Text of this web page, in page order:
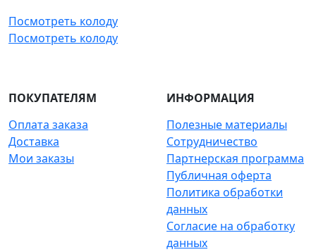
Посмотреть колоду
Посмотреть колоду
ПОКУПАТЕЛЯМ
Оплата заказа
Доставка
Мои заказы
ИНФОРМАЦИЯ
Полезные материалы
Сотрудничество
Партнерская программа
Публичная оферта
Политика обработки
данных
Согласие на обработку
данных